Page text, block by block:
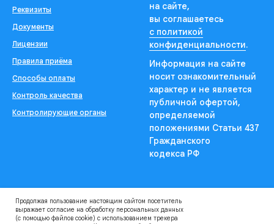
Реквизиты
Документы
Лицензии
Правила приёма
Способы оплаты
Контроль качества
Контролирующие органы
на сайте,
вы соглашаетесь
с политикой
конфиденциальности.
Информация на сайте
носит ознакомительный
характер и не является
публичной офертой,
определяемой
положениями Статьи 437
Гражданского
кодекса РФ
Продолжая пользование настоящим сайтом посетитель
выражает согласие на обработку персональных данных
(с помощью файлов cookie) с использованием трекера